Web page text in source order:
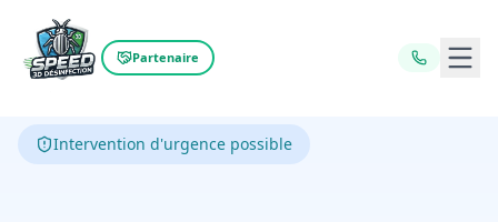
Partenaire
Intervention d'urgence possible